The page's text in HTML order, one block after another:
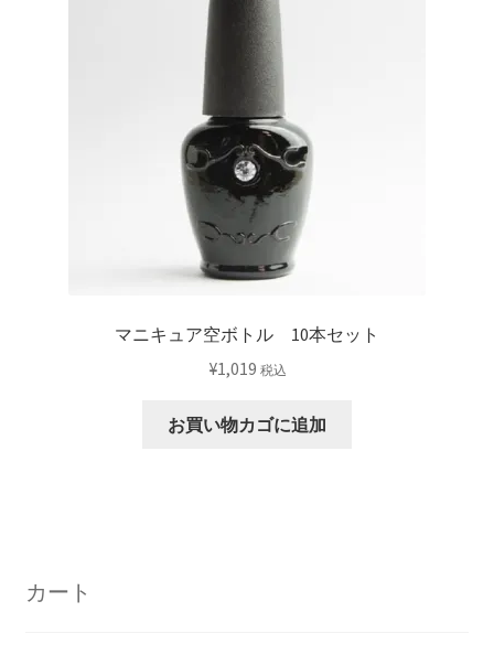
マニキュア空ボトル 10本セット
¥1,019 税込
お買い物カゴに追加
カート